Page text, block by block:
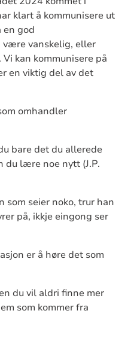
klart å kommunisere ut
god
være vanskelig, eller
kan kommunisere på
en viktig del av det
omhandler
bare det du allerede
du lære noe nytt (J.P.
som seier noko, trur han
på, ikkje eingong ser
er å høre det som
du vil aldri finne mer
som kommer fra